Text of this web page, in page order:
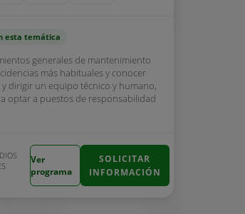
esta temática
generales de mantenimiento
más habituales y conocer
y dirigir un equipo técnico y humano,
optar a puestos de responsabilidad
Ver
programa
SOLICITAR
INFORMACIÓN